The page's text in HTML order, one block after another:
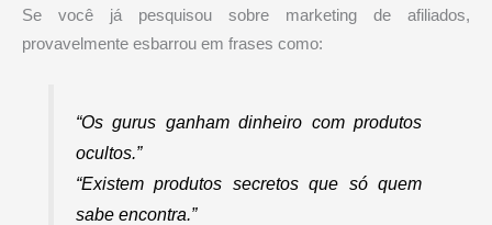
Se você já pesquisou sobre marketing de afiliados,
provavelmente esbarrou em frases como:
“Os gurus ganham dinheiro com produtos
ocultos.”
“Existem produtos secretos que só quem
sabe encontra.”